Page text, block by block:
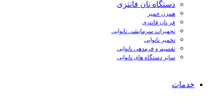
دستگاه نان فانتزی
همزن خمیر
فر نان فانتزی
تجهیزات سرمایشی نانوایی
تخمیر نانوایی
تقسیم و فرمدهی نانوایی
سایر دستگاه های نانوایی
خدمات